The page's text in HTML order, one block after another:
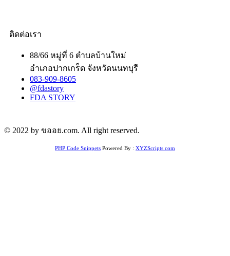
ติดต่อเรา
88/66 หมู่ที่ 6 ตำบลบ้านใหม่
อำเภอปากเกร็ด จังหวัดนนทบุรี
083-909-8605
@fdastory
FDA STORY
© 2022 by ขออย.com. All right reserved.
PHP Code Snippets Powered By : XYZScripts.com